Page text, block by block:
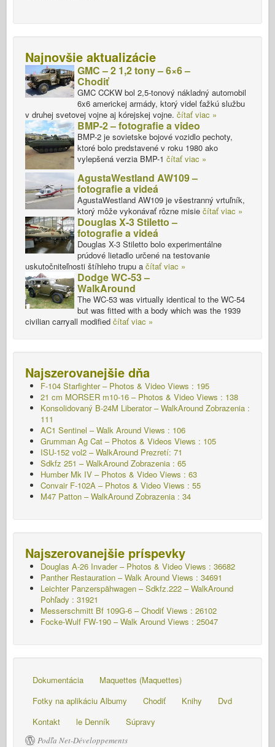
Najnovšie aktualizácie
GMC – 2 1,2 tony – 6×6 –
Chodiť
GMC CCKW bol 2,5-tonový nákladný automobil
6x6 americkej armády, ktorý videl ťažkú službu
v druhej svetovej vojne aj kórejskej vojne. čítať viac »
BMP-2 – fotografie a video
BMP-2 je sovietske bojové vozidlo pechoty,
ktoré bolo predstavené v roku 1980 ako
vylepšená verzia BMP-1 čítať viac »
AgustaWestland AW109 –
fotografie a videá
AgustaWestland AW109 je všestranný vrtuľník,
ktorý môže vykonávať rôzne misie čítať viac »
Douglas X-3 Stiletto –
fotografie a videá
Douglas X-3 Stiletto bolo experimentálne
prúdové lietadlo určené na testovanie
uskutočniteľnosti štíhleho trupu a čítať viac »
Dodge WC-53 –
WalkAround
The WC-53 was virtually identical to the WC-54
but was fitted with a body which was the 1939
civilian carryall modified čítať viac »
Najszerovanejšie dňa
F-104 Starfighter – Photos & Video Views : 195
21 cm MORSER m10-16 – Photos & Video Views : 138
Konsolidovaný B-24M Liberator – WalkAround Zobrazenia :
111
AC1 Sentinel – Walk Around Views : 106
Grumman Ag Cat – Photos & Videos Views : 105
ISU-152 vol2 – WalkAround Prezretí: 71
Sdkfz 251 – WalkAround Zobrazenia : 65
Humber Mk IV – Photos & Video Views : 63
Convair F-102A – Photos & Video Views : 55
M47 Patton – WalkAround Zobrazenia : 34
Najszerovanejšie príspevky
Douglas A-26 Invader – Photos & Video Views : 36682
Panther Restauration – Walk Around Views : 34691
Leichter Panzerspähwagen – Sdkfz.222 – WalkAround
Pohľady : 31921
Messerschmitt Bf 109G-6 – Chodiť Views : 26102
Focke-Wulf FW-190 – Walk Around Views : 25047
Dokumentácia
Maquettes (Maquettes)
Fotky na aplikáciu Albumy
Chodiť Knihy
Dvd
Kontakt
le Denník Súpravy
Podľa Net-Développements